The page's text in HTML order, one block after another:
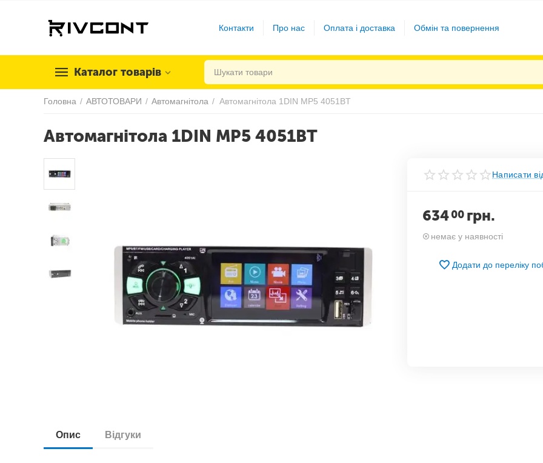
Контакти Про нас Оплата і доставка Обмін та повернення
Каталог товарів
Головна / АВТОТОВАРИ / Автомагнітола / Автомагнітола 1DIN MP5 4051BT
Автомагнітола 1DIN MP5 4051BT
Написати
63400 грн.
немає у наявності
Додати до переліку
Опис Відгуки